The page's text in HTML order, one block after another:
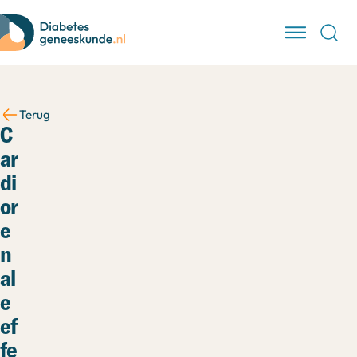
Terug
C
ar
di
or
e
n
al
e
ef
fe